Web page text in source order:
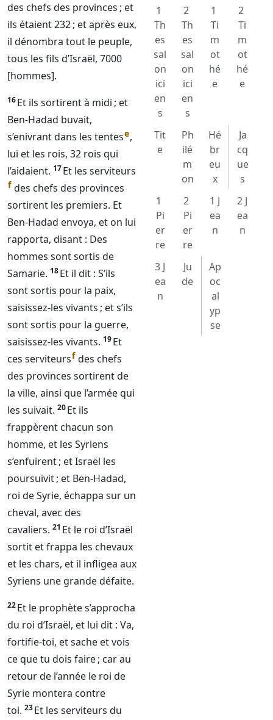
des chefs des provinces ; et
ils étaient 232 ; et après eux,
il dénombra tout le peuple,
tous les fils d’Israël, 7000
[hommes].
16Et ils sortirent à midi ; et
Ben-Hadad buvait,
s’enivrant dans les tentese,
lui et les rois, 32 rois qui
l’aidaient. 17Et les serviteurs
f des chefs des provinces
sortirent les premiers. Et
Ben-Hadad envoya, et on lui
rapporta, disant : Des
hommes sont sortis de
Samarie. 18Et il dit : S’ils
sont sortis pour la paix,
saisissez-les vivants ; et s’ils
sont sortis pour la guerre,
saisissez-les vivants. 19Et
ces serviteursf des chefs
des provinces sortirent de
la ville, ainsi que l’armée qui
les suivait. 20Et ils
frappèrent chacun son
homme, et les Syriens
s’enfuirent ; et Israël les
poursuivit ; et Ben-Hadad,
roi de Syrie, échappa sur un
cheval, avec des
cavaliers. 21 Et le roi d’Israël
sortit et frappa les chevaux
et les chars, et il infligea aux
Syriens une grande défaite.
22Et le prophète s’approcha
du roi d’Israël, et lui dit : Va,
fortifie-toi, et sache et vois
ce que tu dois faire ; car au
retour de l’année le roi de
Syrie montera contre
toi. 23Et les serviteurs du
1
Th
es
sal
on
ici
en
s
2
Th
es
sal
on
ici
en
s
1
Ti
m
ot
hé
e
2
Ti
m
ot
hé
e
Tit
e
Ph
ilé
m
on
Hé
br
eu
x
Ja
cq
ue
s
1
Pi
er
re
2
Pi
er
re
1 J
ea
n
2 J
ea
n
3 J
ea
n
Ju
de
Ap
oc
al
yp
se